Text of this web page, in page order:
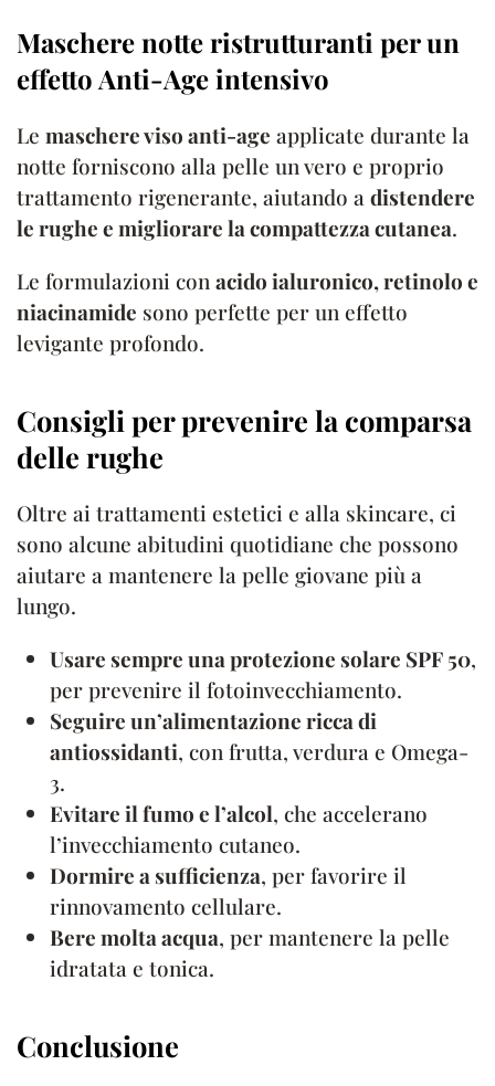
Maschere notte ristrutturanti per un
effetto Anti-Age intensivo
Le maschere viso anti-age applicate durante la
notte forniscono alla pelle un vero e proprio
trattamento rigenerante, aiutando a distendere
le rughe e migliorare la compattezza cutanea.
Le formulazioni con acido ialuronico, retinolo e
niacinamide sono perfette per un effetto
levigante profondo.
Consigli per prevenire la comparsa
delle rughe
Oltre ai trattamenti estetici e alla skincare, ci
sono alcune abitudini quotidiane che possono
aiutare a mantenere la pelle giovane più a
lungo.
Usare sempre una protezione solare SPF 50,
per prevenire il fotoinvecchiamento.
Seguire un’alimentazione ricca di
antiossidanti, con frutta, verdura e Omega-
3.
Evitare il fumo e l’alcol, che accelerano
l’invecchiamento cutaneo.
Dormire a sufficienza, per favorire il
rinnovamento cellulare.
Bere molta acqua, per mantenere la pelle
idratata e tonica.
Conclusione